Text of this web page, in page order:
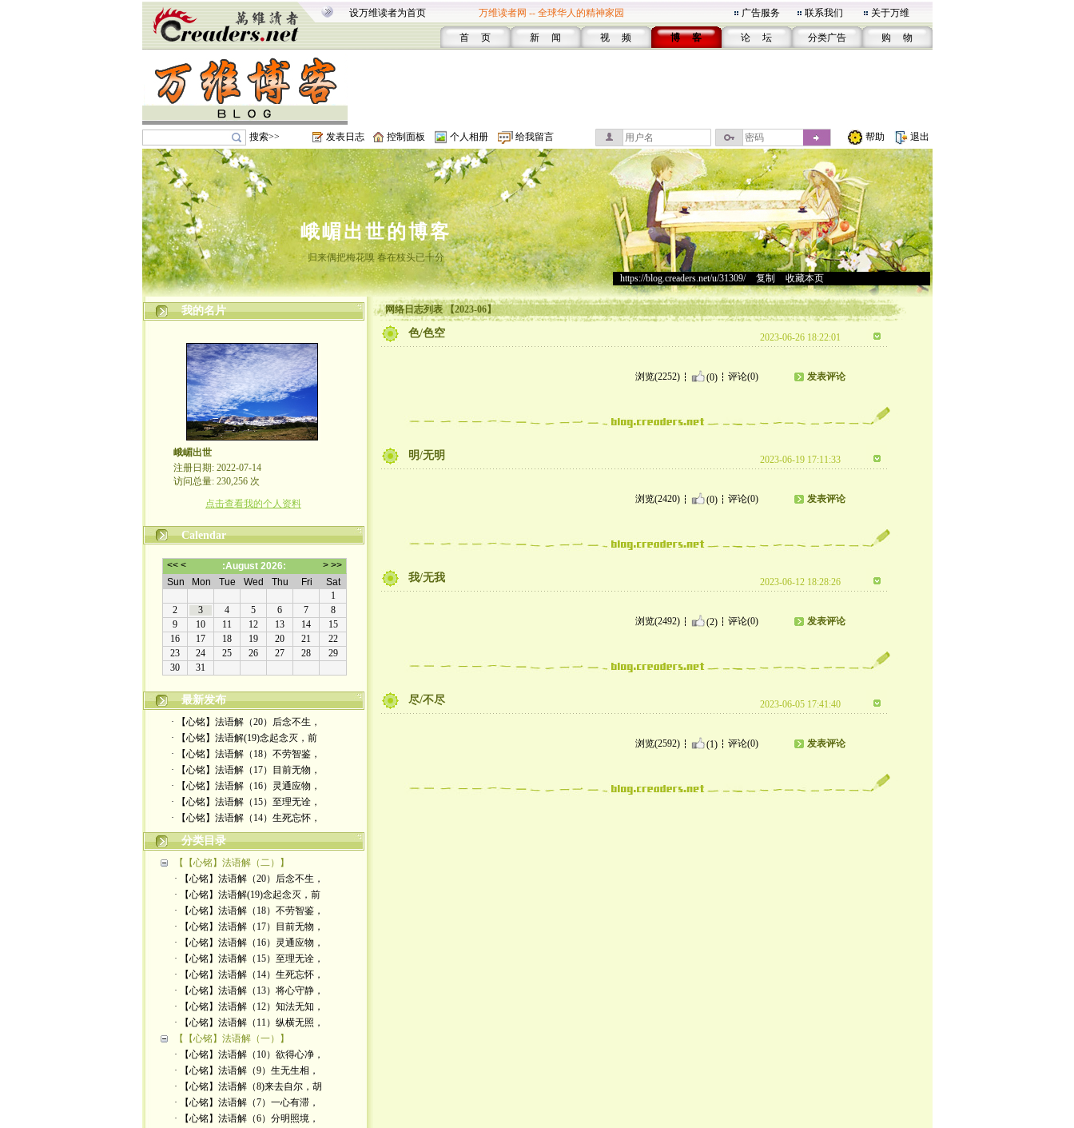
设万维读者为首页 万维读者网 -- 全球华人的精神家园 广告服务 联系我们 关于万维
首 页 新 闻 视 频 博 客 论 坛 分类广告 购 物
搜索>> 发表日志 控制面板 个人相册 给我留言 帮助 退出
峨嵋出世的博客
归来偶把梅花嗅 春在枝头已十分
https://blog.creaders.net/u/31309/> 复制 收藏本页
我的名片
峨嵋出世
注册日期: 2022-07-14
访问总量: 230,256 次
点击查看我的个人资料
Calendar
最新发布
· 【心铭】法语解（20）后念不生，
· 【心铭】法语解(19)念起念灭，前
· 【心铭】法语解（18）不劳智鉴，
· 【心铭】法语解（17）目前无物，
· 【心铭】法语解（16）灵通应物，
· 【心铭】法语解（15）至理无诠，
· 【心铭】法语解（14）生死忘怀，
分类目录
【【心铭】法语解（二）】
· 【心铭】法语解（20）后念不生，
· 【心铭】法语解(19)念起念灭，前
· 【心铭】法语解（18）不劳智鉴，
· 【心铭】法语解（17）目前无物，
· 【心铭】法语解（16）灵通应物，
· 【心铭】法语解（15）至理无诠，
· 【心铭】法语解（14）生死忘怀，
· 【心铭】法语解（13）将心守静，
· 【心铭】法语解（12）知法无知，
· 【心铭】法语解（11）纵横无照，
【【心铭】法语解（一）】
· 【心铭】法语解（10）欲得心净，
· 【心铭】法语解（9）生无生相，
· 【心铭】法语解（8)来去自尔，胡
· 【心铭】法语解（7）一心有滞，
· 【心铭】法语解（6）分明照境，
网络日志列表 【2023-06】
色/色空 2023-06-26 18:22:01
浏览(2252) (0) 评论(0) 发表评论
明/无明 2023-06-19 17:11:33
浏览(2420) (0) 评论(0) 发表评论
我/无我 2023-06-12 18:28:26
浏览(2492) (2) 评论(0) 发表评论
尽/不尽 2023-06-05 17:41:40
浏览(2592) (1) 评论(0) 发表评论